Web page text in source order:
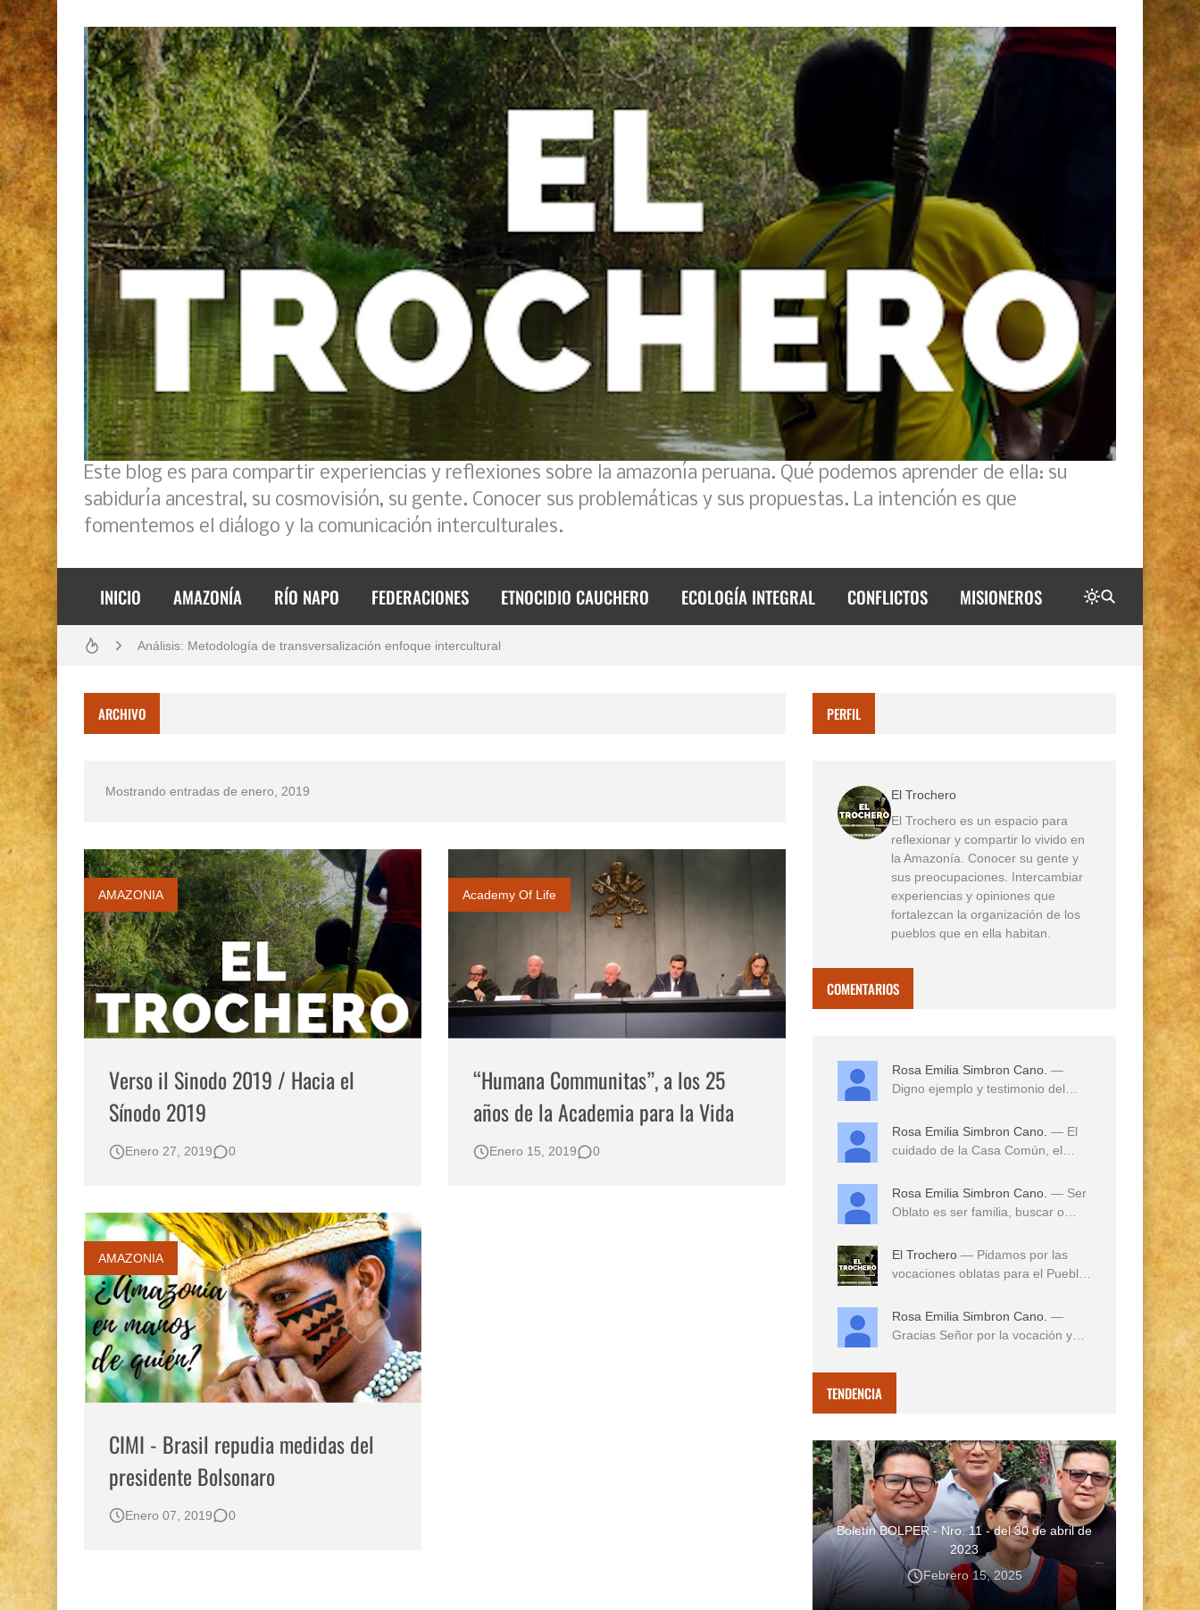
Este blog es para compartir experiencias y reflexiones sobre la amazonía peruana. Qué podemos aprender de ella: su
sabiduría ancestral, su cosmovisión, su gente. Conocer sus problemáticas y sus propuestas. La intención es que
fomentemos el diálogo y la comunicación interculturales.
INICIO AMAZONÍA RÍO NAPO FEDERACIONES ETNOCIDIO CAUCHERO ECOLOGÍA INTEGRAL CONFLICTOS MISIONEROS
Boletín BOLPER - Nro. 11 - del 30 de abril de 2023
Análisis: Metodología de transversalización enfoque intercultural
Gestión de bosques tropicales en la región Loreto
Boletín BOLPER - Nro. 12 - del 30 de mayo de 2023
ARCHIVO
Mostrando entradas de enero, 2019
AMAZONIA
Verso il Sinodo 2019 / Hacia el
Sínodo 2019
Enero 27, 2019 0
Academy Of Life
“Humana Communitas”, a los 25
años de la Academia para la Vida
Enero 15, 2019 0
AMAZONIA
CIMI - Brasil repudia medidas del
presidente Bolsonaro
Enero 07, 2019 0
PERFIL
El Trochero
El Trochero es un espacio para
reflexionar y compartir lo vivido en
la Amazonía. Conocer su gente y
sus preocupaciones. Intercambiar
experiencias y opiniones que
fortalezcan la organización de los
pueblos que en ella habitan.
COMENTARIOS
Rosa Emilia Simbron Cano. —
Digno ejemplo y testimonio del
Rosa Emilia Simbron Cano. — El
cuidado de la Casa Común, el
Rosa Emilia Simbron Cano. — Ser
Oblato es ser familia, buscar o
El Trochero — Pidamos por las
vocaciones oblatas para el Pueblo
Rosa Emilia Simbron Cano. —
Gracias Señor por la vocación y
TENDENCIA
Boletín BOLPER - Nro. 11 - del 30 de abril de
2023
Febrero 15, 2025